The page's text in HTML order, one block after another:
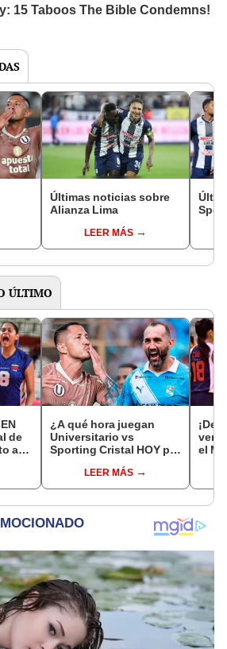
Últimas noticias sobre
Alianza Lima
LEER MÁS
ÚLTIMO
de
a
¿A qué hora juegan
Universitario vs
Sporting Cristal HOY por
Liga 1 2026?
LEER MÁS
el